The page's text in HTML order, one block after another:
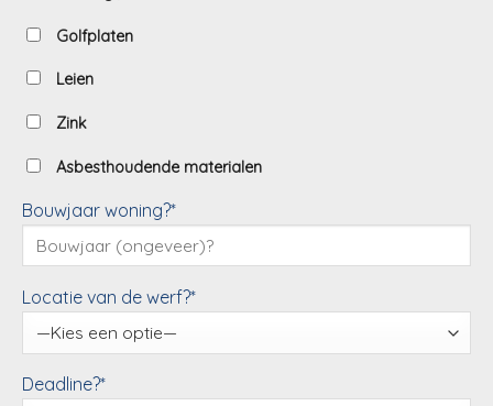
Golfplaten
Leien
Zink
Asbesthoudende materialen
Bouwjaar woning?*
Locatie van de werf?*
Deadline?*